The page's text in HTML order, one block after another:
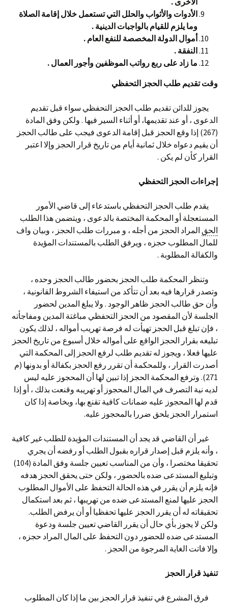
الأدوات والأثواب والحلل التي تستعمل خلال إقامة الصلاة
وما يلزم للقيام بالواجبات الدينية .
أموال الدولة المخصصة للنفع العام .
النفقة .
ما زاد على ربع رواتب الموظفين وأجور العمال .
وقت تقديم طلب الحجز التحفظي
يجوز للدائن تقديم طلب الحجز التحفظي سواء قبل تقديم
الدعوى ، أو عند تقديمها، أو أثناء السير فيها . ولكن وفق المادة
(267) إذا وقع الحجز قبل إقامة الدعوى فيجب على طالب الحجز
أن يقيم دعواه خلال ثمانية أيام من تاريخ قرار الحجز وإلا اعتبر
القرار كأن لم يكن .
إجراءات الحجز التحفظي
يقدم طلب الحجز التحفظي باستدعاء إلى قاضي الأمور
المستعجلة أو المحكمة المختصة بالدعوى ، ويتضمن هذا الطلب
الحق المراد الحجز من أجله ، و مبررات طلب الحجز ، وبيان واف
للمال المطلوب حجزه ، ويرفق الطلب بالمستندات المؤيدة
والكفالة المطلوبة .
وتنظر المحكمة طلب الحجز بحضور طالب الحجز وحده ،
وتصدر قرارها فيه بعد أن تتأكد من استيفاء الشروط القانونية ،
وأن حق طالب الحجز ظاهر الوجود . ولا يبلغ المدين لحضور
الجلسة لأن المقصود من الحجز التحفظي مباغتة المدين ومفاجأته
، فإن تبلغ قبل الحجز تهيأت له فرصة تهريب أمواله ، لذلك يكون
تبليغه بقرار الحجز الواقع على أمواله خلال أسبوع من تاريخ الحجز
عليها فعلا ، ويجوز له تقديم طلب لرفع الحجز إلى المحكمة التي
أصدرت القرار ، وللمحكمة أن تقرر رفع الحجز بكفالة أو بدونها (م
271). وترفع المحكمة الحجز إذا تبين لها أن المحجوز عليه ليس
لديه نية التصرف في المال المحجوز أو تهريبه وقنعت بذلك ، أو إذا
قدم لها المحجوز عليه ضمانات كافية تقنع بها، وبخاصة إذا كان
استمرار الحجز يلحق ضررا بالمحجوز عليه.
غير أن القاضي قد يجد أن المستندات المؤيدة للطلب غير كافية
، وأنه يلزم قبل إصدار قراره بقبول الطلب أو رفضه أن يجري
تحقيقا مختصرا ، وأن من المناسب تعيين جلسة وفق المادة (104)
وتبليغ المستدعى ضده بالحضور ، ولكن حتى يحقق الحجز هدفه
فإنه يلزم أن يقرر في هذه الحالة التحفظ على الأموال المطلوب
الحجز عليها لمنع المستدعى ضده من تهريبها ، ثم بعد استكمال
تحقيقاته له أن يقرر الحجز عليها تحفظيا أو أن يرفض الطلب.
ولكن لا يجوز بأي حال أن يقرر القاضي تعيين جلسة ودعوة
المستدعى ضده للحضور دون التحفظ على المال المراد حجزه ،
وإلا فاتت الغاية المرجوة من الحجز .
تنفيذ قرار الحجز
فرق المشرع في تنفيذ قرار الحجز بين ما إذا كان المطلوب